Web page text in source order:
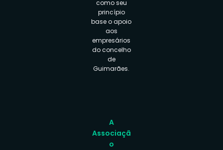
como seu
princípio
base o apoio
aos
empresários
do concelho
de
Guimarães.
A
Associaçã
o